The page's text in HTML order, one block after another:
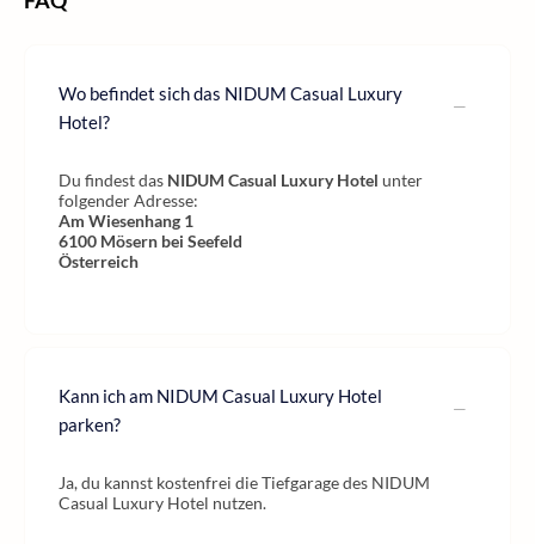
Wo befindet sich das NIDUM Casual Luxury
Hotel?
Du findest das NIDUM Casual Luxury Hotel unter
folgender Adresse:
Am Wiesenhang 1
6100 Mösern bei Seefeld
Österreich
Kann ich am NIDUM Casual Luxury Hotel
parken?
Ja, du kannst kostenfrei die Tiefgarage des NIDUM
Casual Luxury Hotel nutzen.